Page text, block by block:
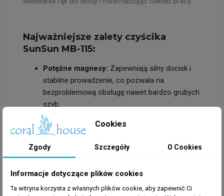
Najważniejsze zalety czyścika
SunSun MB-115:
Potężne magnesy: Zapewniają silny docisk i
stabilne prowadzenie, co pozwala na
bezproblemową obsługę nawet bardzo grubych
szyb.
Wysoka skuteczność:
robocza bezlitośnie rozprawia się z glonami i
zbiornika.
całkowicie na sucho od strony użytkownika, co
podnosi komfort regularnych zabiegów
Cookies
Zgody Szczegóły O Cookies
Informacje dotyczące plików cookies
Ta witryna korzysta z własnych plików cookie, aby zapewnić Ci